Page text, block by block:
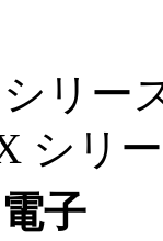
リー
シリ
子